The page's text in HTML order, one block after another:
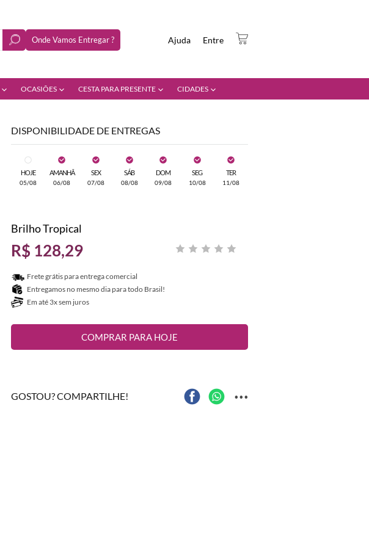
Onde Vamos Entregar ? Entre
Ajuda
OCASIÕES CESTA PARA PRESENTE CIDADES
DISPONIBILIDADE DE ENTREGAS
HOJE
05/08
AMANHÃ
06/08
SEX
07/08
SÁB
08/08
DOM
09/08
SEG
10/08
TER
11/08
Brilho Tropical
R$ 128,29
Frete grátis para entrega comercial
Entregamos no mesmo dia para todo Brasil!
Em até 3x sem juros
COMPRAR PARA HOJE
GOSTOU? COMPARTILHE! ...